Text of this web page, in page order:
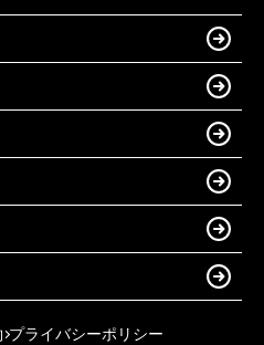
プライバシーポリシー